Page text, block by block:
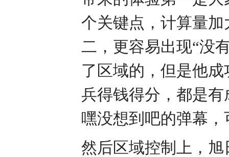
个关键点，计算量
二，更容易出现“没
了区域的，但是他
兵得钱得分，都是
嘿没想到吧的弹幕
然后区域控制上，